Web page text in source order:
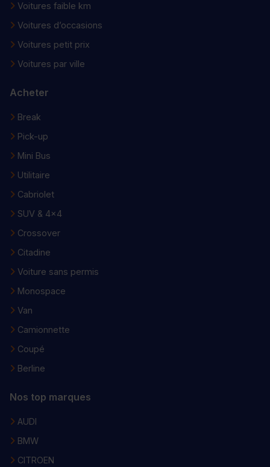
Voitures faible km
Voitures d’occasions
Voitures petit prix
Voitures par ville
Acheter
Break
Pick-up
Mini Bus
Utilitaire
Cabriolet
SUV & 4x4
Crossover
Citadine
Voiture sans permis
Monospace
Van
Camionnette
Coupé
Berline
Nos top marques
AUDI
BMW
CITROEN